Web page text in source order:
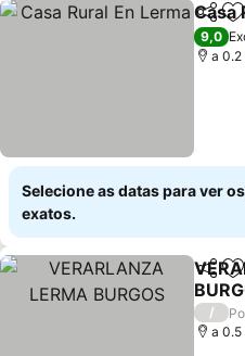
Casa
9,0
a 0.2
Selecione as datas para ver
exatos.
Ver
/
a 0.5